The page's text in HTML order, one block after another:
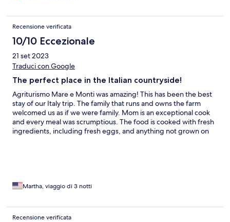
Recensione verificata
10/10 Eccezionale
21 set 2023
Traduci con Google
The perfect place in the Italian countryside!
Agriturismo Mare e Monti was amazing! This has been the best
stay of our Italy trip. The family that runs and owns the farm
welcomed us as if we were family. Mom is an exceptional cook
and every meal was scrumptious. The food is cooked with fresh
ingredients, including fresh eggs, and anything not grown on
delicious - the family has been making their own wine for five
the country with locals, but close enough to Amalfi, Positano and
Ravello, this is the perfect place for you! We’ll definitely be
Martha, viaggio di 3 notti
Recensione verificata